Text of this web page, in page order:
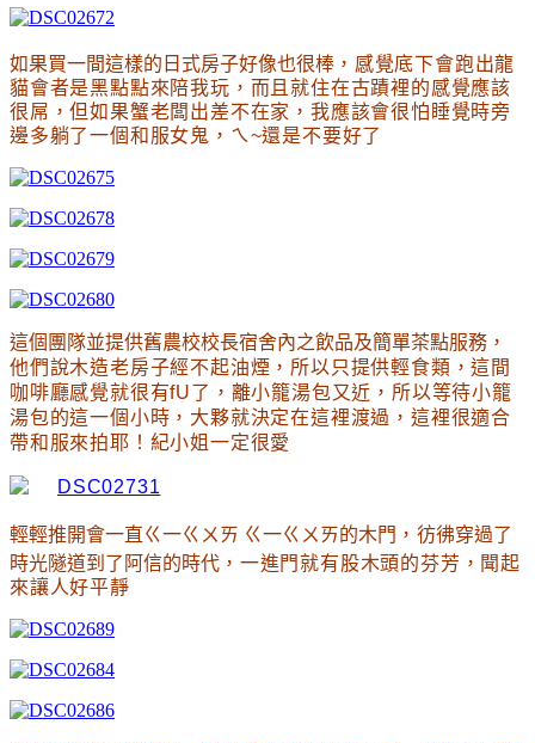
如果買一間這樣的日式房子好像也很棒 ，感覺底下會跑出龍
貓會者是黑點點來陪我玩 ，而且就住在古蹟裡的感覺應該
很屌 ，但如果蟹老闆出差不在家 ，我應該會很怕睡覺時旁
邊多躺了一個和服女鬼 ，ㄟ~還是不要好了
這個團隊並提供舊農校校長宿舍內之飲品及簡單茶點服務 ，
他們說木造老房子經不起油煙 ，所以只提供輕食類 ，這間
咖啡廳感覺就很有fU了 ，離小籠湯包又近 ，所以等待小籠
湯包的這一個小時 ，大夥就決定在這裡渡過 ，這裡很適合
帶和服來拍耶 ！紀小姐一定很愛
輕輕推開會一直ㄍ一ㄍㄨㄞ ㄍ一ㄍㄨㄞ的木門 ， 彷彿穿過了
時光隧道到了阿信的時代 ，一進門就有股木頭的芬芳 ，聞起
來讓人好平靜